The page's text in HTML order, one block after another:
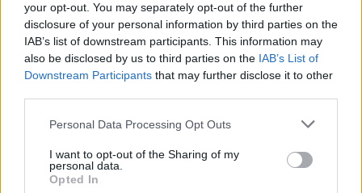
your opt-out. You may separately opt-out of the further
disclosure of your personal information by third parties on the
IAB’s list of downstream participants. This information may
also be disclosed by us to third parties on the IAB’s List of
Downstream Participants that may further disclose it to other
Personal Data Processing Opt Outs
I want to opt-out of the Sharing of my
personal data.
Opted In
Λακωνία: Το τελευταίο δρομολόγιο «γη -
ουρανός» του Μιχάλη που τόσοι αγάπησαν